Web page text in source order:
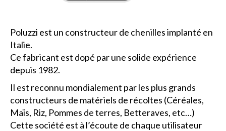
Poluzzi est un constructeur de chenilles implanté en
Italie.
Ce fabricant est dopé par une solide expérience
depuis 1982.
Il est reconnu mondialement par les plus grands
constructeurs de matériels de récoltes (Céréales,
Maïs, Riz, Pommes de terres, Betteraves, etc…)
Cette société est à l’écoute de chaque utilisateur